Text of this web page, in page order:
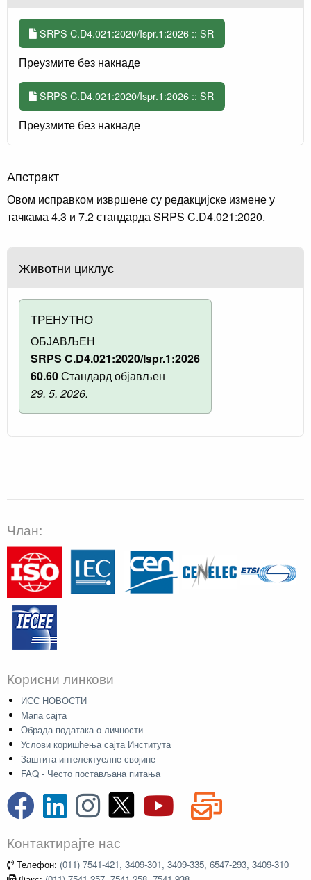
SRPS C.D4.021:2020/Ispr.1:2026 :: SR
Преузмите без накнаде
SRPS C.D4.021:2020/Ispr.1:2026 :: SR
Преузмите без накнаде
Апстракт
Овом исправком извршене су редакцијске измене у
тачкама 4.3 и 7.2 стандарда SRPS C.D4.021:2020.
Животни циклус
ТРЕНУТНО
ОБЈАВЉЕН
SRPS C.D4.021:2020/Ispr.1:2026
60.60Стандард објављен
29. 5. 2026.
Члан:
Корисни линкови
ИСС НОВОСТИ
Мапа сајта
Обрада података о личности
Услови коришћења сајта Института
Заштита интелектуелне својине
FAQ - Често постављана питања
Контактирајте нас
Телефон: (011) 7541-421, 3409-301, 3409-335, 6547-293, 3409-310